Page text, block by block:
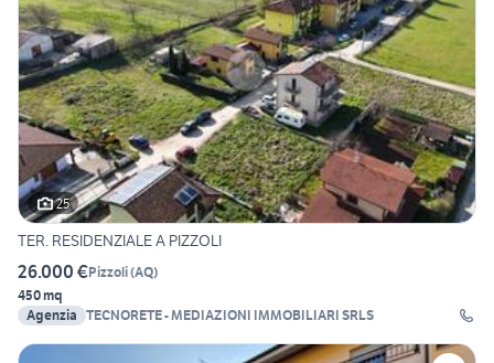
25
TER. RESIDENZIALE A PIZZOLI
26.000 €Pizzoli(AQ)
450 mq
Agenzia TECNORETE - MEDIAZIONI IMMOBILIARI SRLS